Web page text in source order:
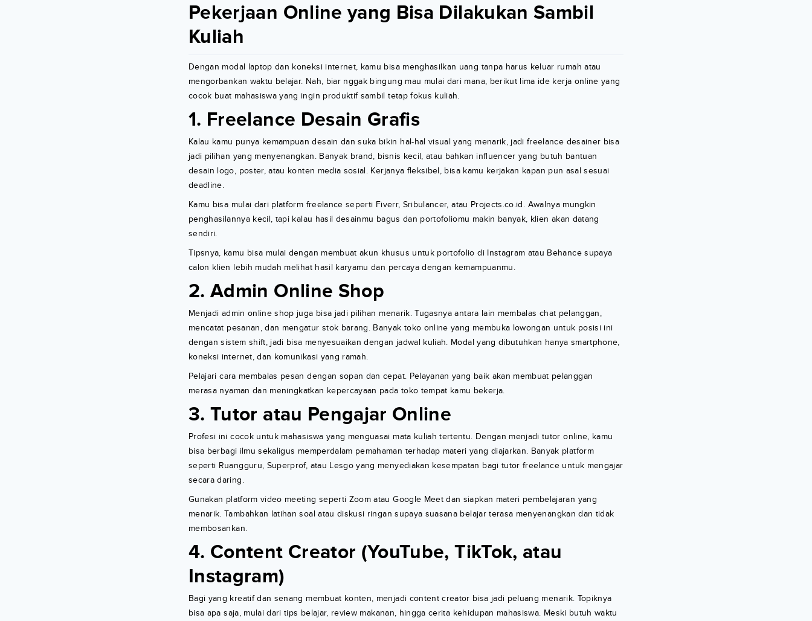
Pekerjaan Online yang Bisa Dilakukan Sambil
Kuliah
Dengan modal laptop dan koneksi internet, kamu bisa menghasilkan uang tanpa harus keluar rumah atau
mengorbankan waktu belajar. Nah, biar nggak bingung mau mulai dari mana, berikut lima ide kerja online yang
cocok buat mahasiswa yang ingin produktif sambil tetap fokus kuliah.
1. Freelance Desain Grafis
Kalau kamu punya kemampuan desain dan suka bikin hal-hal visual yang menarik, jadi freelance desainer bisa
jadi pilihan yang menyenangkan. Banyak brand, bisnis kecil, atau bahkan influencer yang butuh bantuan
desain logo, poster, atau konten media sosial. Kerjanya fleksibel, bisa kamu kerjakan kapan pun asal sesuai
deadline.
Kamu bisa mulai dari platform freelance seperti Fiverr, Sribulancer, atau Projects.co.id. Awalnya mungkin
penghasilannya kecil, tapi kalau hasil desainmu bagus dan portofoliomu makin banyak, klien akan datang
sendiri.
Tipsnya, kamu bisa mulai dengan membuat akun khusus untuk portofolio di Instagram atau Behance supaya
calon klien lebih mudah melihat hasil karyamu dan percaya dengan kemampuanmu.
2. Admin Online Shop
Menjadi admin online shop juga bisa jadi pilihan menarik. Tugasnya antara lain membalas chat pelanggan,
mencatat pesanan, dan mengatur stok barang. Banyak toko online yang membuka lowongan untuk posisi ini
dengan sistem shift, jadi bisa menyesuaikan dengan jadwal kuliah. Modal yang dibutuhkan hanya smartphone,
koneksi internet, dan komunikasi yang ramah.
Pelajari cara membalas pesan dengan sopan dan cepat. Pelayanan yang baik akan membuat pelanggan
merasa nyaman dan meningkatkan kepercayaan pada toko tempat kamu bekerja.
3. Tutor atau Pengajar Online
Profesi ini cocok untuk mahasiswa yang menguasai mata kuliah tertentu. Dengan menjadi tutor online, kamu
bisa berbagi ilmu sekaligus memperdalam pemahaman terhadap materi yang diajarkan. Banyak platform
seperti Ruangguru, Superprof, atau Lesgo yang menyediakan kesempatan bagi tutor freelance untuk mengajar
secara daring.
Gunakan platform video meeting seperti Zoom atau Google Meet dan siapkan materi pembelajaran yang
menarik. Tambahkan latihan soal atau diskusi ringan supaya suasana belajar terasa menyenangkan dan tidak
membosankan.
4. Content Creator (YouTube, TikTok, atau
Instagram)
Bagi yang kreatif dan senang membuat konten, menjadi content creator bisa jadi peluang menarik. Topiknya
bisa apa saja, mulai dari tips belajar, review makanan, hingga cerita kehidupan mahasiswa. Meski butuh waktu